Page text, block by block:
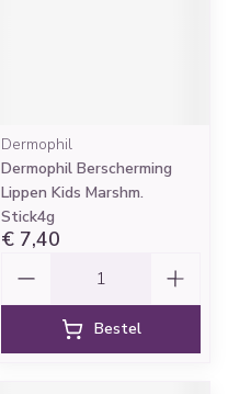
Dermophil
Dermophil Berscherming
Lippen Kids Marshm.
Stick4g
€ 7,40
Bestel